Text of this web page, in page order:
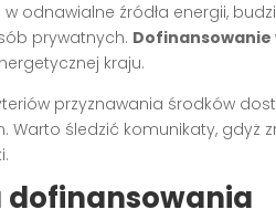
odnawialne źródła energii, budzi
prywatnych.
kraju.
przyznawania środków
śledzić komunikaty, gdyż